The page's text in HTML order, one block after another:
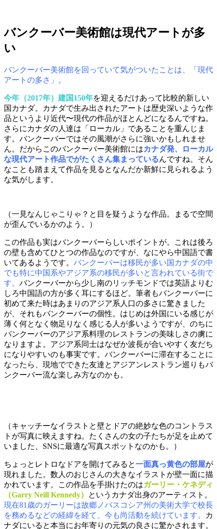
バンクーバー美術館は現代アートが多
い
バンクーバー美術館を回っていて気がついたことは、「現代
アートの多さ」。
今年（2017年）建国150年を迎えるだけあって比較的新しい
国カナダ。カナダで生み出されたアートは歴史深いような作
品というより近代〜現代の作品がほとんどになるんですね。
さらにカナダの人達は「ローカル」であることを重んじま
す。バンクーバーではその風潮がさらに強いかもしれませ
ん。だからこのバンクーバー美術館にはカナダ発、ローカル
な現代アート作品でがたくさん集まっているんですね。そん
なことも踏まえて作品を見るとなんだか新鮮に見られるよう
な気がします。
（一見なんじゃこりゃ？と目を疑うような作品。まるで空間
が歪んでいるかのよう。）
この作品も実はバンクーバーらしいポイントが。これは後ろ
の壁も含めてひとつの作品なのですが、なにやら中国語で書
いてあるようです。 バンクーバーは移民が多い国カナダの中
でも特に中国系やアジア系の移民が多いと言われている街で
す。 バンクーバーから少し南のリッチモンドでは英語よりむ
しろ中国語の方が多く耳にするほど。筆者もバンクーバーに
初めて来た時はあまりのアジア系人口の多さに驚きました
が、それもバンクーバーの個性。はじめは外国にいる感じが
薄く何となく物足りなく感じる人が多いようですが、のちに
バンクーバーのアジア系料理のレストランの美味しさの虜に
なりますよ。アジア系同士はなぜか波長が合いやすく友だち
になりやすいのも事実です。バンクーバーに滞在することに
なったら、現地でできた友達とアジアンレストラン巡りもバ
ンクーバー流な楽しみ方なのかも。
（キャッチーなイラストと壁とドアの絶妙な色のコントラス
トが写真に映えますね。たくさんの女の子たちが足を止めて
いました、SNSに最適な写真スポットなのかも。）
ちょっとレトロなドアを開けてみると一面真っ黄色の部屋が
現れました。数人のおじさんの大きなイラストが壁一面に描
かれています。この作品を手掛けたのはガーリー・ケネディ
（Garry Neill Kennedy）
というカナダ出身のアーティスト。
現在81歳のガーリーは故郷ノバスコシア州の美術大学で校長
を務めるなどの経緯を経て、今も尚活動を続けています。
カ
ナダにいると本当にお年寄りの元気の良さに驚かされます。